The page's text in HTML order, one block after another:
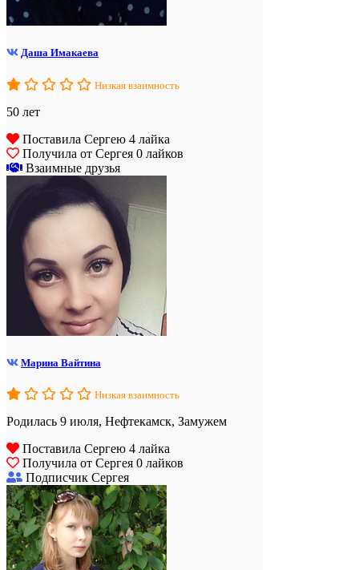
Даша Имакаева
Низкая взаимность
50 лет
Поставила Сергею 4 лайка
Получила от Сергея 0 лайков
Взаимные друзья
Марина Вайтина
Низкая взаимность
Родилась 9 июля, Нефтекамск, Замужем
Поставила Сергею 4 лайка
Получила от Сергея 0 лайков
Подписчик Сергея